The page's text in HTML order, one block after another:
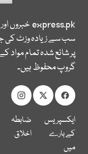
express.pkخبروں
سب سے زیادہ وزٹ کی
پر شائع شدہ تمام
گروپ محفوظ ہیں۔
ایکسپریس
کے بارے
میں
ضابطہ
اخلاق